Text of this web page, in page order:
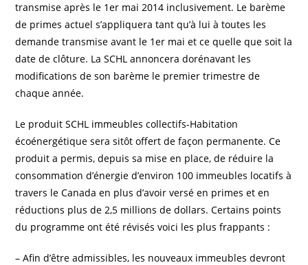
transmise après le 1er mai 2014 inclusivement. Le barème
de primes actuel s’appliquera tant qu’à lui à toutes les
demande transmise avant le 1er mai et ce quelle que soit la
date de clôture. La SCHL annoncera dorénavant les
modifications de son barème le premier trimestre de
chaque année.
Le produit SCHL immeubles collectifs-Habitation
écoénergétique sera sitôt offert de façon permanente. Ce
produit a permis, depuis sa mise en place, de réduire la
consommation d’énergie d’environ 100 immeubles locatifs à
travers le Canada en plus d’avoir versé en primes et en
réductions plus de 2,5 millions de dollars. Certains points
du programme ont été révisés voici les plus frappants :
– Afin d’être admissibles, les nouveaux immeubles devront